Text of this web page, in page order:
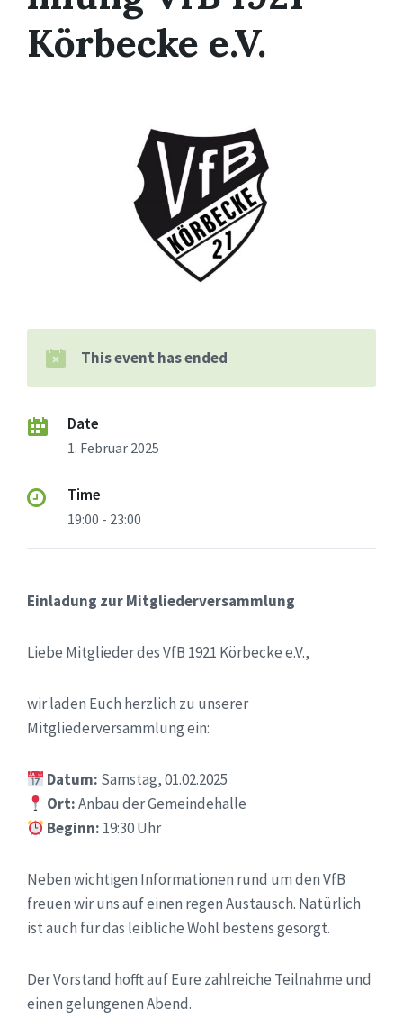
Körbecke e.V.
This event has ended
Date
1. Februar 2025
Time
19:00 - 23:00
Einladung zur Mitgliederversammlung
Liebe Mitglieder des VfB 1921 Körbecke e.V.,
wir laden Euch herzlich zu unserer
Mitgliederversammlung ein:
Datum: Samstag, 01.02.2025
Ort:Anbau der Gemeindehalle
Beginn: 19:30 Uhr
Neben wichtigen Informationen rund um den VfB
freuen wir uns auf einen regen Austausch. Natürlich
ist auch für das leibliche Wohl bestens gesorgt.
Der Vorstand hofft auf Eure zahlreiche Teilnahme und
einen gelungenen Abend.